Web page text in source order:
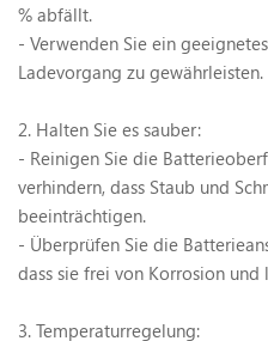
% abfällt.
- Verwenden Sie ein
Ladevorgang zu gewährleisten.
2. Halten Sie es sauber:
- Reinigen Sie die
verhindern, dass Staub und
beeinträchtigen.
- Überprüfen Sie die
dass sie frei von Korrosion und
3. Temperaturregelung: